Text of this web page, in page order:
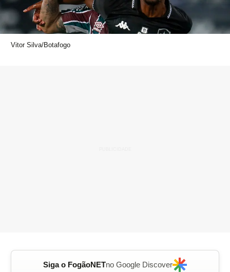
Vitor Silva/Botafogo
Siga o FogãoNETno Google Discover